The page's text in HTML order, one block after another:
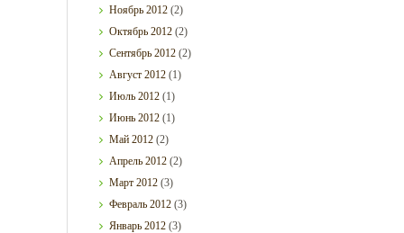
Ноябрь2012 (2)
Октябрь2012 (2)
Сентябрь2012 (2)
Август2012 (1)
Июль2012 (1)
Июнь2012 (1)
Май2012 (2)
Апрель2012 (2)
Март2012 (3)
Февраль2012 (3)
Январь2012 (3)